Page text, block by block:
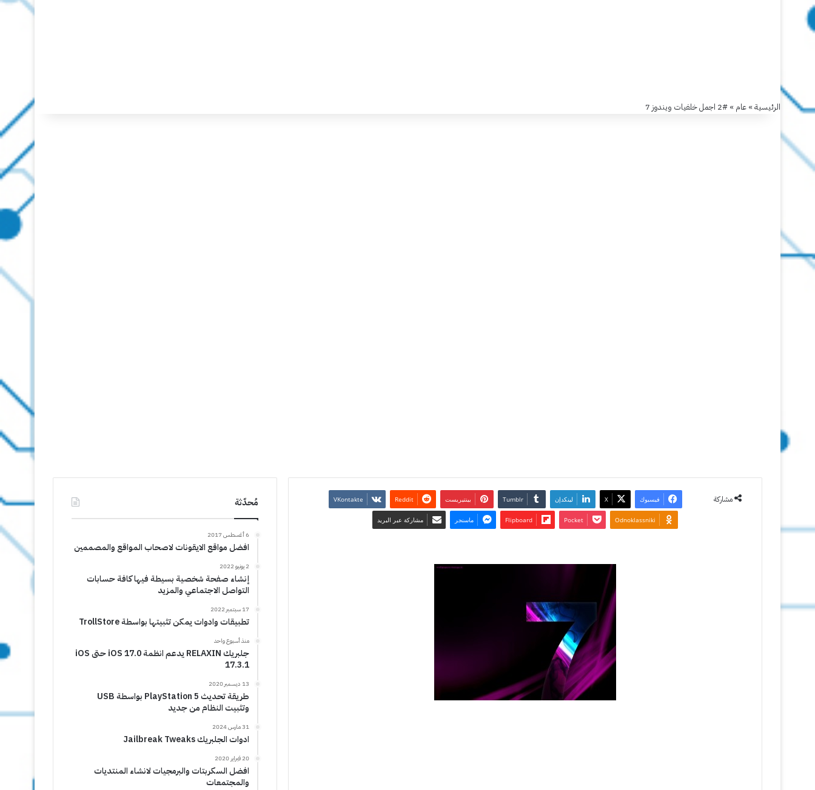
الرئيسية» عام » #2 اجمل خلفيات ويندوز 7
مشاركة فيسبوك ‫X لينكدإن ‏Tumblr بينتيريست ‏Reddit
Odnoklassniki
‫Pocket
Flipboard ماسنجر مشاركة عبر البريد
مُحدّثة
6 أغسطس 2017
افضل مواقع الايقونات لاصحاب المواقع والمصممين
2 يونيو 2022
إنشاء صفحة شخصية بسيطة فيها كافة حسابات
التواصل الاجتماعي والمزيد
17 سبتمبر 2022
تطبيقات وادوات يمكن تثبيتها بواسطة TrollStore
منذ أسبوع واحد
جلبريك RELAXIN يدعم انظمة iOS 17.0 حتى iOS
17.3.1
13 ديسمبر 2020
طريقة تحديث PlayStation 5 بواسطة USB
وتثبيت النظام من جديد
31 مارس 2024
ادوات الجلبريك Jailbreak Tweaks
20 فبراير 2020
افضل السكربتات والبرمجيات لانشاء المنتديات
والمجتمعات